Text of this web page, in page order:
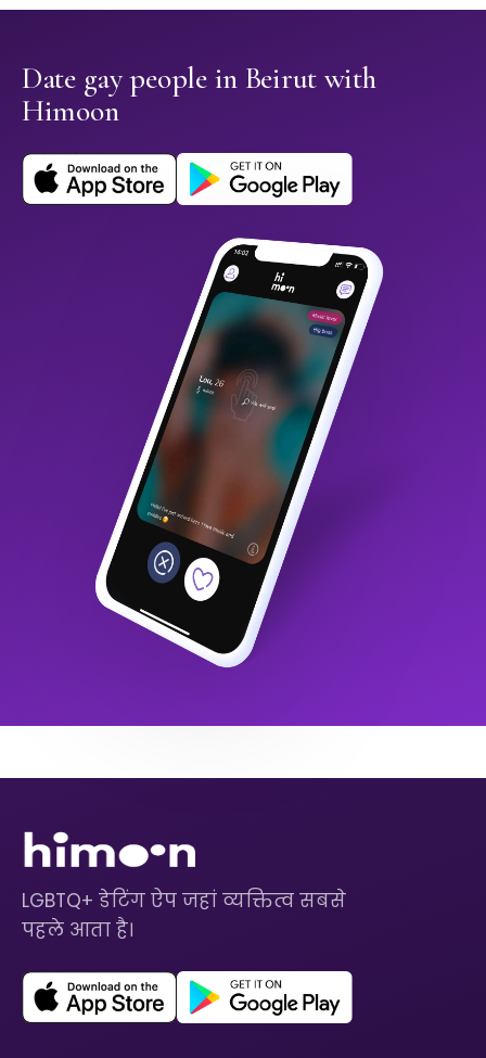
Date gay people in Beirut with
Himoon
LGBTQ+ डेटिंग ऐप जहां व्यक्तित्व सबसे
पहले आता है।